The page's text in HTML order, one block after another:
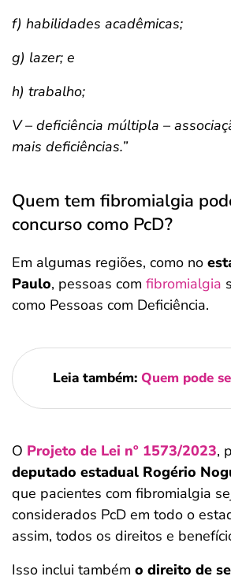
f) habilidades acadêmicas;
g) lazer; e
h) trabalho;
V – deficiência múltipla –
mais deficiências.”
Quem tem fibromialgia
concurso como PcD?
Em algumas regiões, como no
Paulo, pessoas com fibromialgia
como Pessoas com Deficiência.
Leia também: Quem pode
O Projeto de Lei nº 1573/2023,
deputado estadual Rogério
que pacientes com fibromialgia
considerados PcD em todo o
assim, todos os direitos e
Isso inclui também o direito de